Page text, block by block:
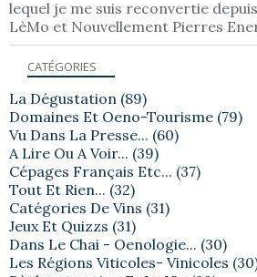
lequel je me suis reconvertie
LèMo et Nouvellement Pierres
CATÉGORIES
La Dégustation (89)
Domaines Et Oeno-Tourisme (79)
Vu Dans La Presse... (60)
A Lire Ou A Voir... (39)
Cépages Français Etc... (37)
Tout Et Rien... (32)
Catégories De Vins (31)
Jeux Et Quizzs (31)
Dans Le Chai - Oenologie... (30)
Les Régions Viticoles- Vinicoles